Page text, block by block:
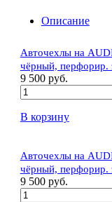
Описание
Авточехлы на
чёрный, перфорир.
9 500 руб.
В корзину
Авточехлы на
чёрный, перфорир.
9 500 руб.